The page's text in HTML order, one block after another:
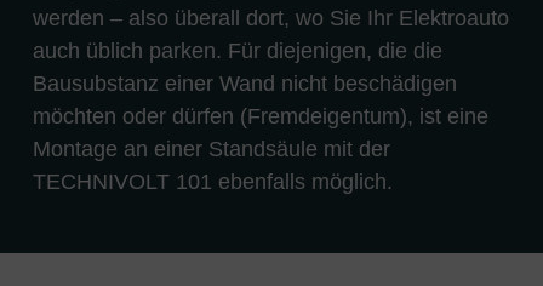
werden – also überall dort, wo Sie Ihr Elektroauto
auch üblich parken. Für diejenigen, die die
Bausubstanz einer Wand nicht beschädigen
möchten oder dürfen (Fremdeigentum), ist eine
Montage an einer Standsäule mit der
TECHNIVOLT 101 ebenfalls möglich.